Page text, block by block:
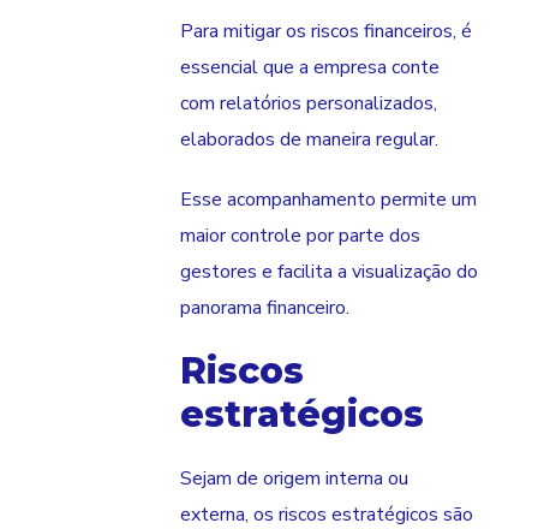
Para mitigar os riscos financeiros, é
essencial que a empresa conte
com relatórios personalizados,
elaborados de maneira regular.
Esse acompanhamento permite um
maior controle por parte dos
gestores e facilita a visualização do
panorama financeiro.
Riscos
estratégicos
Sejam de origem interna ou
externa, os riscos estratégicos são